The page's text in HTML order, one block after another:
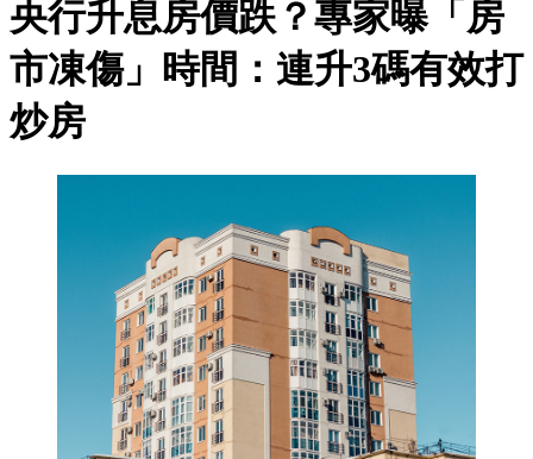
央行升息房價跌？專家曝「房
市凍傷」時間：連升3碼有效打
炒房